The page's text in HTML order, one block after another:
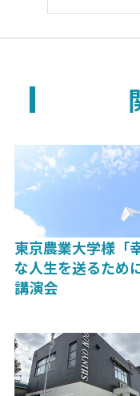
東京農業大学様「
な人生を送るために
講演会